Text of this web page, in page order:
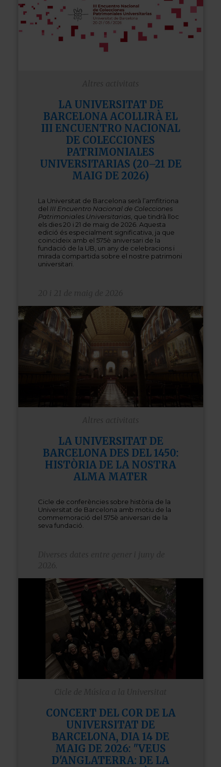
LA UNIVERSITAT DE
BARCELONA ACOLLIRÀ EL
III ENCUENTRO NACIONAL
DE COLECCIONES
PATRIMONIALES
UNIVERSITARIAS (20–21 DE
MAIG DE 2026)
La Universitat de Barcelona serà l’amfitriona
del III Encuentro Nacional de Colecciones
Patrimoniales Universitarias, que tindrà lloc
els dies 20 i 21 de maig de 2026. Aquesta
edició és especialment significativa, ja que
coincideix amb el 575è aniversari de la
fundació de la UB, un any de celebracions i
mirada compartida sobre el nostre patrimoni
universitari.
LA UNIVERSITAT DE
BARCELONA DES DEL 1450:
HISTÒRIA DE LA NOSTRA
ALMA MATER
Cicle de conferències sobre història de la
Universitat de Barcelona amb motiu de la
commemoració del 575è aniversari de la
seva fundació.
CONCERT DEL COR DE LA
UNIVERSITAT DE
BARCELONA, DIA 14 DE
MAIG DE 2026: "VEUS
D'ANGLATERRA: DE LA